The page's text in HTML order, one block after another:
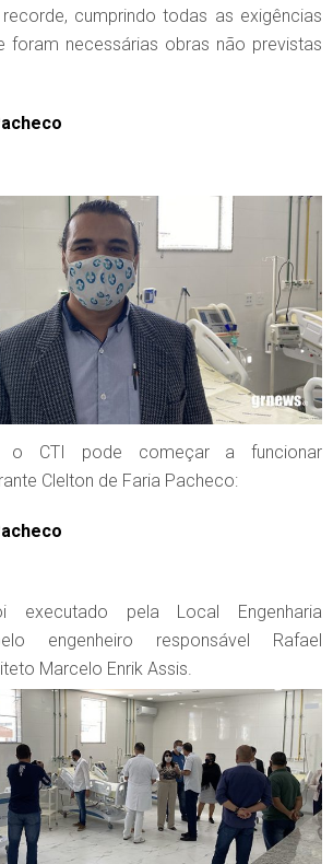
cumprindo todas as exigências
foram necessárias obras não previstas
o CTI pode começar a funcionar
Clelton de Faria Pacheco:
pela Local Engenharia
engenheiro responsável Rafael
Marcelo Enrik Assis.